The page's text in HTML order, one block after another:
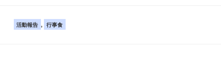
カ活動報告 , 行事食